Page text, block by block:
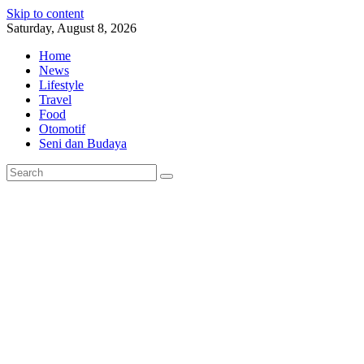
Skip to content
Saturday, August 8, 2026
Home
News
Lifestyle
Travel
Food
Otomotif
Seni dan Budaya